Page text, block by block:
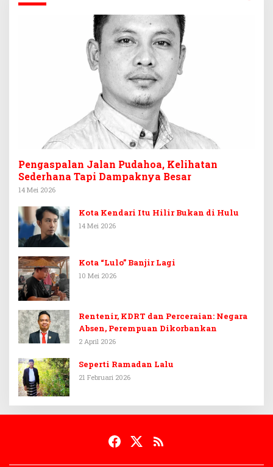
Pengaspalan Jalan Pudahoa, Kelihatan
Sederhana Tapi Dampaknya Besar
14 Mei 2026
Kota Kendari Itu Hilir Bukan di Hulu
14 Mei 2026
Kota “Lulo” Banjir Lagi
10 Mei 2026
Rentenir, KDRT dan Perceraian: Negara
Absen, Perempuan Dikorbankan
2 April 2026
Seperti Ramadan Lalu
21 Februari 2026